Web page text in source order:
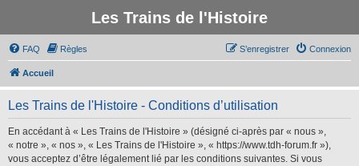
Les Trains de l'Histoire
FAQ Règles Connexion
S’enregistrer
Accueil
Les Trains de l'Histoire - Conditions d’utilisation
En accédant à « Les Trains de l'Histoire » (désigné ci-après par « nous »,
« notre », « nos », « Les Trains de l'Histoire », « https://www.tdh-forum.fr »),
vous acceptez d’être légalement lié par les conditions suivantes. Si vous